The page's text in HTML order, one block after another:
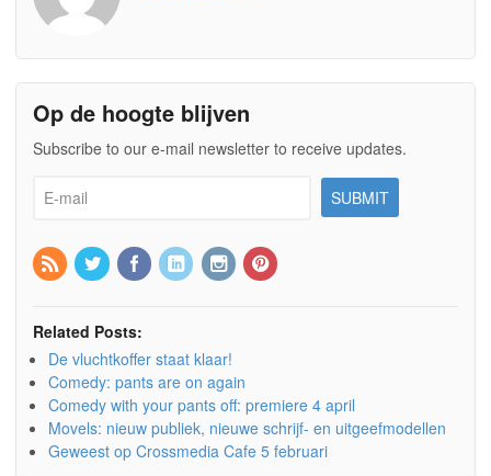
Op de hoogte blijven
Subscribe to our e-mail newsletter to receive updates.
Related Posts:
De vluchtkoffer staat klaar!
Comedy: pants are on again
Comedy with your pants off: premiere 4 april
Movels: nieuw publiek, nieuwe schrijf- en uitgeefmodellen
Geweest op Crossmedia Cafe 5 februari